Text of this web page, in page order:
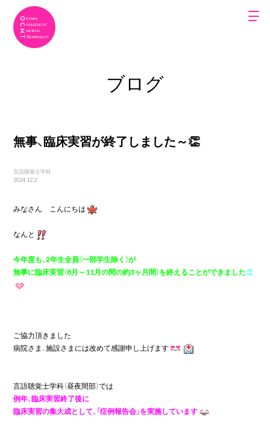
ブログ
無事、臨床実習が終了しました～👏
言語聴覚士学科
2024.12.2
みなさん　こんにちは
なんと
今年度も、2年生全員（一部学生除く）が
無事に臨床実習（8月～11月の間の約3ヶ月間）を終えることができました👏
ご協力頂きました
病院さま、施設さまには改めて感謝申し上げます
例年、臨床実習終了後に
臨床実習の集大成として、「症例報告会」を実施しています